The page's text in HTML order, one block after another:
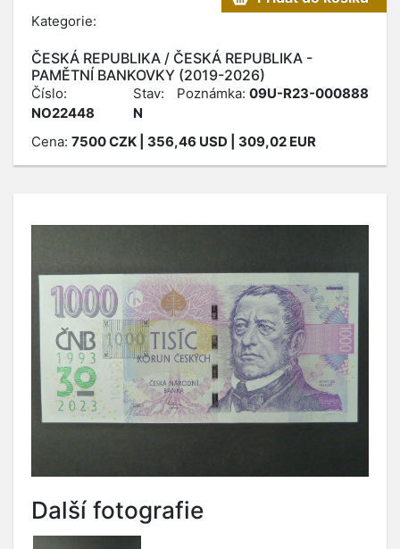
Kategorie:
ČESKÁ REPUBLIKA / ČESKÁ REPUBLIKA -
PAMĚTNÍ BANKOVKY (2019-2026)
Číslo:
NO22448
Stav:
N
Poznámka: 09U-R23-000888
Cena: 7500CZK | 356,46 USD | 309,02 EUR
Další fotografie